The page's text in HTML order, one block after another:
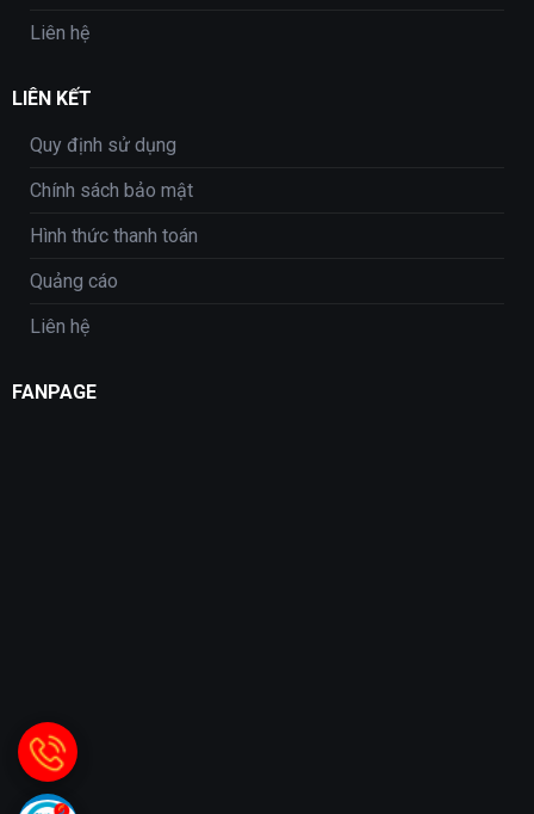
Liên hệ
LIÊN KẾT
Quy định sử dụng
Chính sách bảo mật
Hình thức thanh toán
Quảng cáo
Liên hệ
FANPAGE